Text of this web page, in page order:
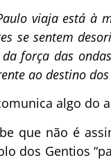
viaja está à
se sentem
força das
ao destino
algo do
que não é
dos Gentios